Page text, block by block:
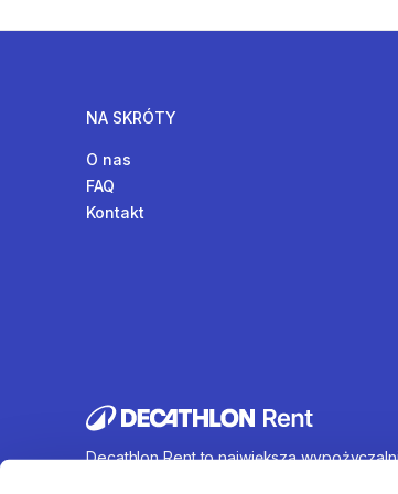
NA SKRÓTY
O nas
FAQ
Kontakt
Decathlon Rent to największa